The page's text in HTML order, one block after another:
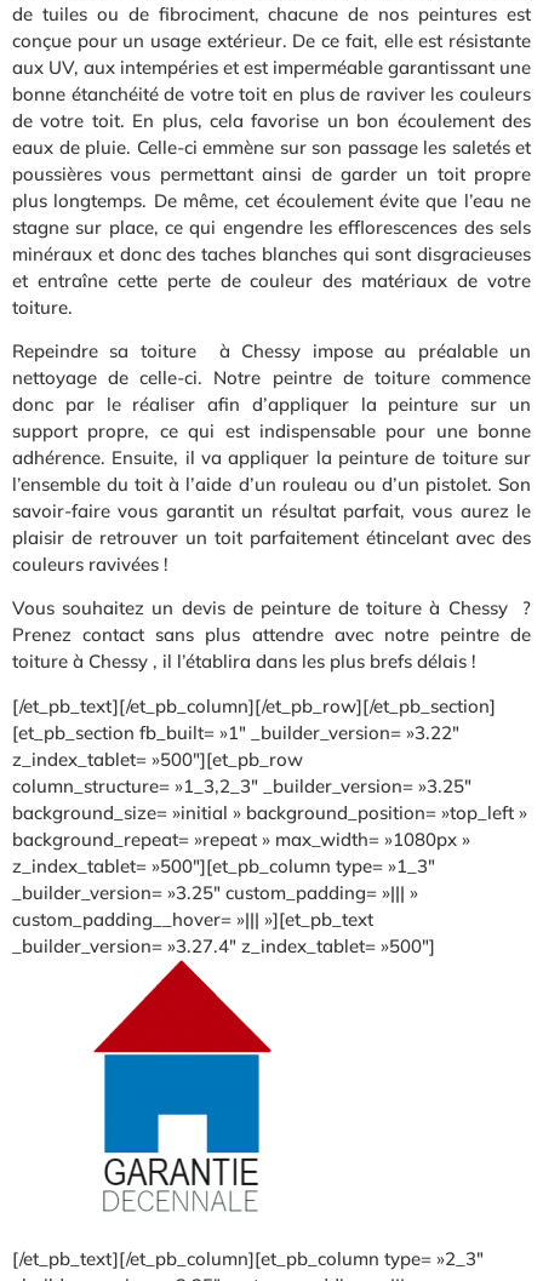
de tuiles ou de fibrociment, chacune de nos peintures est
conçue pour un usage extérieur. De ce fait, elle est résistante
aux UV, aux intempéries et est imperméable garantissant une
bonne étanchéité de votre toit en plus de raviver les couleurs
de votre toit. En plus, cela favorise un bon écoulement des
eaux de pluie. Celle-ci emmène sur son passage les saletés et
poussières vous permettant ainsi de garder un toit propre
plus longtemps. De même, cet écoulement évite que l’eau ne
stagne sur place, ce qui engendre les efflorescences des sels
minéraux et donc des taches blanches qui sont disgracieuses
et entraîne cette perte de couleur des matériaux de votre
toiture.
Repeindre sa toiture à Chessy impose au préalable un
nettoyage de celle-ci. Notre peintre de toiture commence
donc par le réaliser afin d’appliquer la peinture sur un
support propre, ce qui est indispensable pour une bonne
adhérence. Ensuite, il va appliquer la peinture de toiture sur
l’ensemble du toit à l’aide d’un rouleau ou d’un pistolet. Son
savoir-faire vous garantit un résultat parfait, vous aurez le
plaisir de retrouver un toit parfaitement étincelant avec des
couleurs ravivées !
Vous souhaitez un devis de peinture de toiture à Chessy ?
Prenez contact sans plus attendre avec notre peintre de
toiture à Chessy , il l’établira dans les plus brefs délais !
[/et_pb_text][/et_pb_column][/et_pb_row][/et_pb_section]
[et_pb_section fb_built= »1″ _builder_version= »3.22″
z_index_tablet= »500″][et_pb_row
column_structure= »1_3,2_3″ _builder_version= »3.25″
background_size= »initial » background_position= »top_left »
background_repeat= »repeat » max_width= »1080px »
z_index_tablet= »500″][et_pb_column type= »1_3″
_builder_version= »3.25″ custom_padding= »||| »
custom_padding__hover= »||| »][et_pb_text
_builder_version= »3.27.4″ z_index_tablet= »500″]
[/et_pb_text][/et_pb_column][et_pb_column type= »2_3″